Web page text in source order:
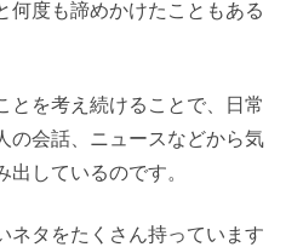
何度も諦めかけたこともある
とを考え続けることで、日常
の会話、ニュースなどから気
しているのです。
ネタをたくさん持っています